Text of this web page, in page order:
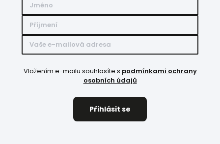
Vložením e-mailu souhlasíte s podmínkami ochrany
osobních údajů